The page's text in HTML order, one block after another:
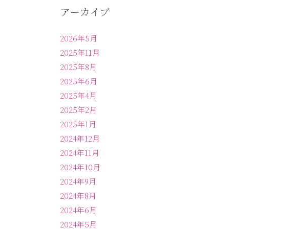
アーカイブ
2026年5月
2025年11月
2025年8月
2025年6月
2025年4月
2025年2月
2025年1月
2024年12月
2024年11月
2024年10月
2024年9月
2024年8月
2024年6月
2024年5月